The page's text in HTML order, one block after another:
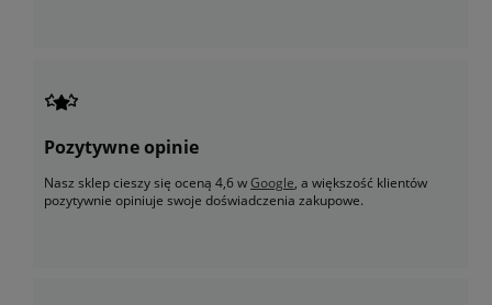
Pozytywne opinie
Nasz sklep cieszy się oceną 4,6 wGoogle, a większość klientów
pozytywnie opiniuje swoje doświadczenia zakupowe.